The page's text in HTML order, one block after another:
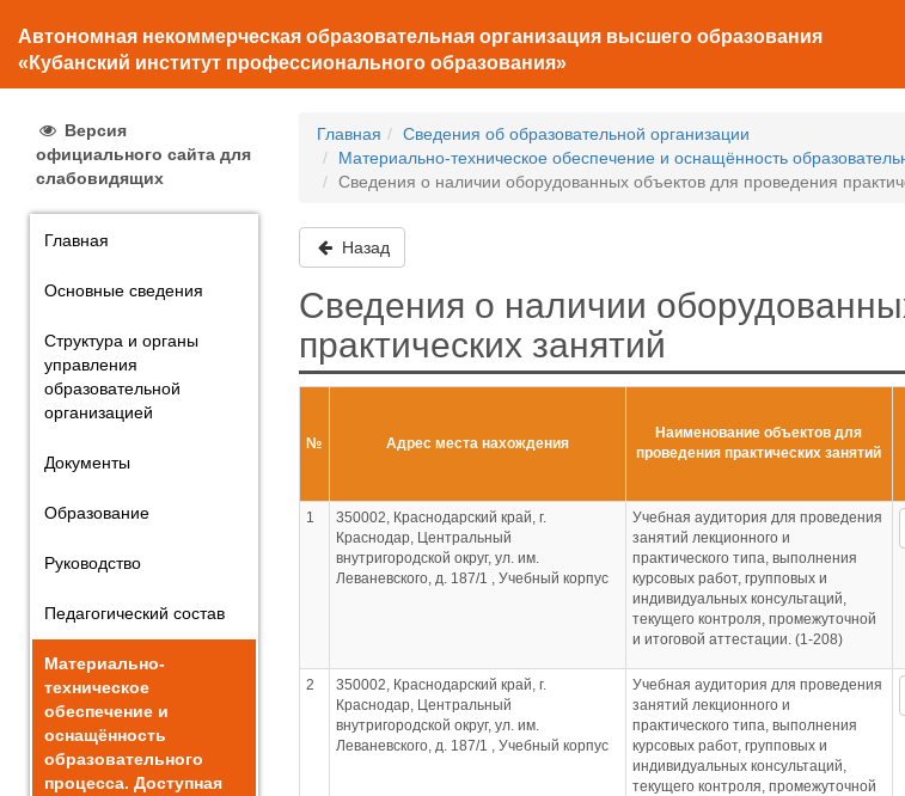
Автономная некоммерческая образовательная организация высшего образования
«Кубанский институт профессионального образования»
Версия
официального сайта для
слабовидящих
Главная
Основные сведения
Структура и органы
управления
образовательной
организацией
Документы
Образование
Руководство
Педагогический состав
Материально-
техническое
обеспечение и
оснащённость
образовательного
процесса. Доступная
Главная
Сведения об образовательной организации
Материально-техническое обеспечение и оснащённость
Сведения о наличии оборудованных объектов для проведения
Назад
Сведения о наличии
практических занятий
№ Адрес места нахождения
Наименование объектов для
проведения практических занятий
1
350002, Краснодарский край, г.
Краснодар, Центральный
внутригородской округ, ул. им.
Леваневского, д. 187/1 , Учебный корпус
Учебная аудитория для проведения
занятий лекционного и
практического типа, выполнения
курсовых работ, групповых и
индивидуальных консультаций,
текущего контроля, промежуточной
и итоговой аттестации. (1-208)
2
350002, Краснодарский край, г.
Краснодар, Центральный
внутригородской округ, ул. им.
Леваневского, д. 187/1 , Учебный корпус
Учебная аудитория для проведения
занятий лекционного и
практического типа, выполнения
курсовых работ, групповых и
индивидуальных консультаций,
текущего контроля, промежуточной